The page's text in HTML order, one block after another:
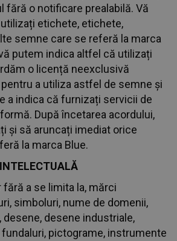
fără o notificare prealabilă. Vă
etichete, etichete,
semne care se referă la marca
putem indica altfel că utilizați
o licență neexclusivă
a utiliza astfel de semne și
a indica că furnizați servicii de
După încetarea acordului,
și să aruncați imediat orice
la marca Blue.
a se limita la, mărci
simboluri, nume de domenii,
desene industriale,
pictograme, instrumente